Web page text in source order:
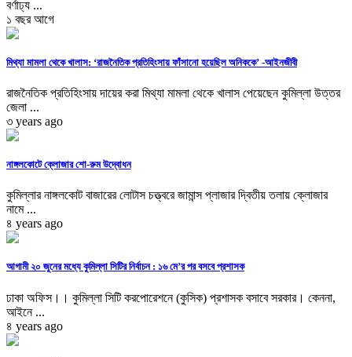
বর্ণাঢ্য ...
১ বছর আগে
মিথ্যা মামলা থেকে খালাস: ‘রাজনৈতিক প্রতিহিংসায় ফাঁসানো হয়েছিল অনিককে’ -আইনজীবী
রাজনৈতিক প্রতিহিংসায় দায়ের করা মিথ্যা মামলা থেকে খালাস পেয়েছেন কুমিল্লা উত্তর
জেলা ...
৩ years ago
নাঙ্গলকোটে ক্লোজার শো-রুম উদ্বোধন
কুমিল্লার নাঙ্গলকোট বাজারের লোটাস চত্ত্বরে জামান্স প্লাজার দ্বিতীয় তলায় ক্লোজার
নামে ...
৪ years ago
আগামী ২০ জুনের মধ্যে কুমিল্লা সিটির নির্বাচন : ১৬ মে’র পর বসবে প্রশাসক
ঢাকা অফিস।। কুমিল্লা সিটি করপোরেশনে (কুসিক) প্রশাসক বসাবে সরকার। কেননা,
আইনে ...
৪ years ago